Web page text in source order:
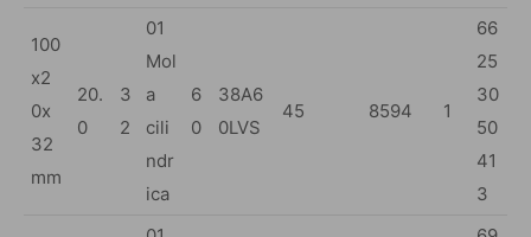
100
x2
0x
32
mm
20.
0
3
2
01
Mol
a
cili
ndr
ica
6
0
38A6
0LVS
45 8594 1
66
25
30
50
41
3